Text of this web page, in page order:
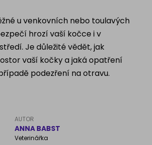
kočka
u venkovních nebo toulavých
hrozí vaší kočce i v
Je důležité vědět, jak
vaší kočky a jaká opatření
podezření na otravu.
AUTOR
ANNA BABST
Veterinářka